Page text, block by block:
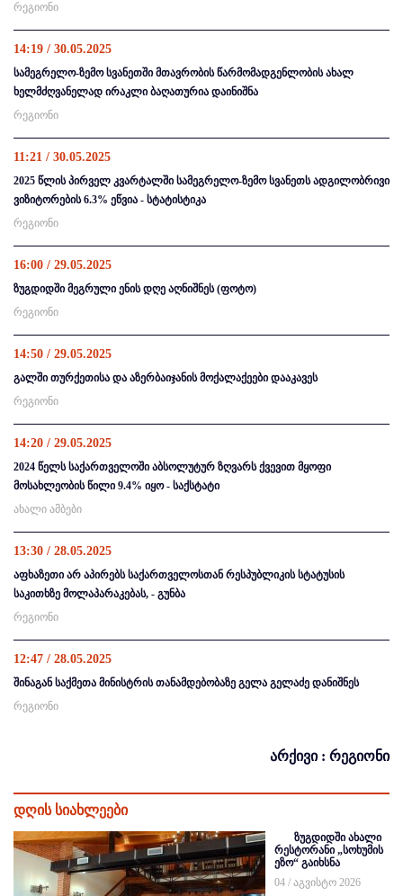
რეგიონი
14:19 / 30.05.2025
სამეგრელო-ზემო სვანეთში მთავრობის წარმომადგენლობის ახალ
ხელმძღვანელად ირაკლი ბაღათურია დაინიშნა
რეგიონი
11:21 / 30.05.2025
2025 წლის პირველ კვარტალში სამეგრელო-ზემო სვანეთს ადგილობრივი
ვიზიტორების 6.3% ეწვია - სტატისტიკა
რეგიონი
16:00 / 29.05.2025
ზუგდიდში მეგრული ენის დღე აღნიშნეს (ფოტო)
რეგიონი
14:50 / 29.05.2025
გალში თურქეთისა და აზერბაიჯანის მოქალაქეები დააკავეს
რეგიონი
14:20 / 29.05.2025
2024 წელს საქართველოში აბსოლუტურ ზღვარს ქვევით მყოფი
მოსახლეობის წილი 9.4% იყო - საქსტატი
ახალი ამბები
13:30 / 28.05.2025
აფხაზეთი არ აპირებს საქართველოსთან რესპუბლიკის სტატუსის
საკითხზე მოლაპარაკებას, - გუნბა
რეგიონი
12:47 / 28.05.2025
შინაგან საქმეთა მინისტრის თანამდებობაზე გელა გელაძე დანიშნეს
რეგიონი
არქივი : რეგიონი
დღის სიახლეები
ზუგდიდში ახალი
რესტორანი „სოხუმის
ეზო“ გაიხსნა
04 / აგვისტო 2026